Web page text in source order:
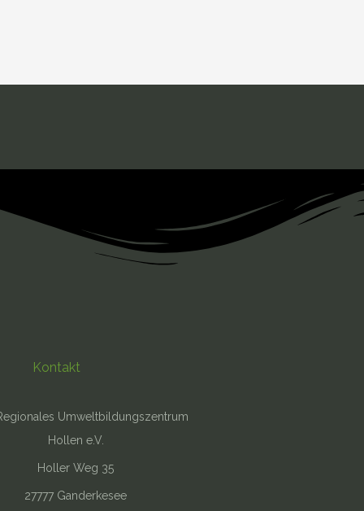
Kontakt
Umweltbildungszentrum
Hollen e.V.
Holler Weg 35
27777 Ganderkesee